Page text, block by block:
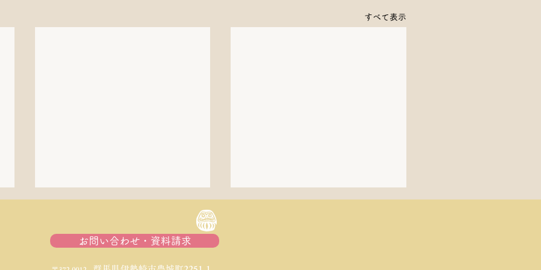
すべて表示
お問い合わせ・資料請求